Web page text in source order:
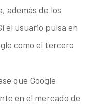
además de los
el usuario pulsa en
como el tercero
que Google
en el mercado de